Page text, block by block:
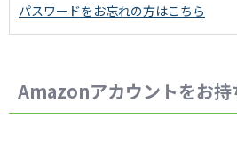
Amazonアカウントをお持